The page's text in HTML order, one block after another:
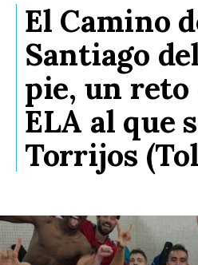
El Camino
Santiago
pie, un
ELA al que
Torrijos